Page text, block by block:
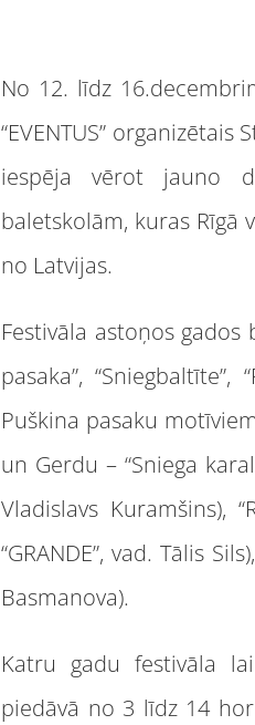
No 12. līdz
“EVENTUS”
iespēja vērot jauno
baletskolām, kuras Rīgā
no Latvijas.
Festivāla astoņos gados
pasaka”, “Sniegbaltīte”,
Puškina pasaku
un Gerdu – “Sniega
Vladislavs Kuramšins),
“GRANDE”, vad. Tālis
Basmanova).
Katru gadu festivāla
piedāvā no 3 līdz 14